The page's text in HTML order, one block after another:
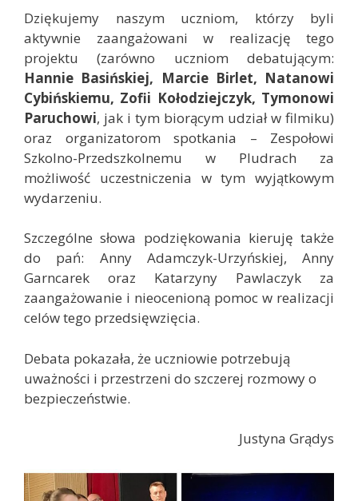
Dziękujemy naszym uczniom, którzy byli
aktywnie zaangażowani w realizację tego
projektu (zarówno uczniom debatującym:
Hannie Basińskiej, Marcie Birlet, Natanowi
Cybińskiemu, Zofii Kołodziejczyk, Tymonowi
Paruchowi, jak i tym biorącym udział w filmiku)
oraz organizatorom spotkania – Zespołowi
Szkolno-Przedszkolnemu w Pludrach za
możliwość uczestniczenia w tym wyjątkowym
wydarzeniu.
Szczególne słowa podziękowania kieruję także
do pań: Anny Adamczyk-Urzyńskiej, Anny
Garncarek oraz Katarzyny Pawlaczyk za
zaangażowanie i nieocenioną pomoc w realizacji
celów tego przedsięwzięcia.
Debata pokazała, że uczniowie potrzebują
uważności i przestrzeni do szczerej rozmowy o
bezpieczeństwie.
Justyna Grądys